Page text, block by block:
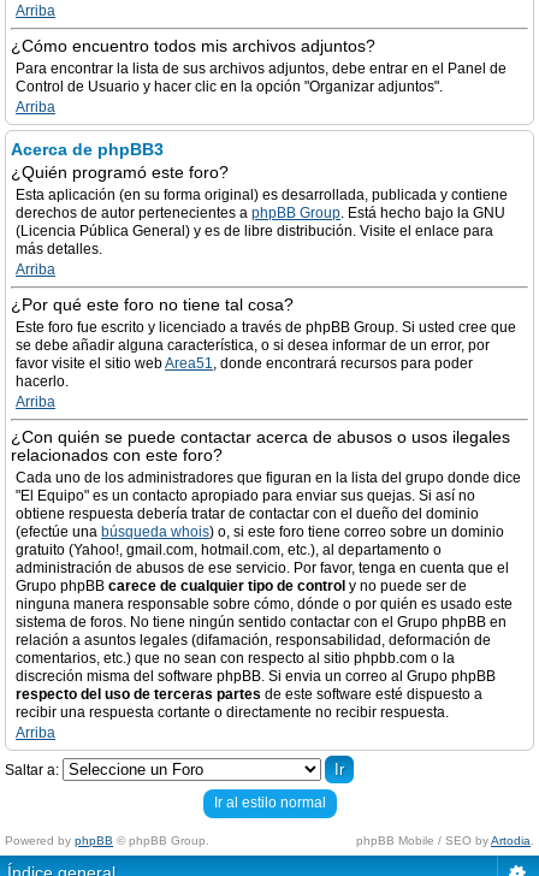
Arriba
¿Cómo encuentro todos mis archivos adjuntos?
Para encontrar la lista de sus archivos adjuntos, debe entrar en el Panel de
Control de Usuario y hacer clic en la opción "Organizar adjuntos".
Arriba
Acerca de phpBB3
¿Quién programó este foro?
Esta aplicación (en su forma original) es desarrollada, publicada y contiene
derechos de autor pertenecientes a phpBB Group. Está hecho bajo la GNU
(Licencia Pública General) y es de libre distribución. Visite el enlace para
más detalles.
Arriba
¿Por qué este foro no tiene tal cosa?
Este foro fue escrito y licenciado a través de phpBB Group. Si usted cree que
se debe añadir alguna característica, o si desea informar de un error, por
favor visite el sitio webArea51, donde encontrará recursos para poder
hacerlo.
Arriba
¿Con quién se puede contactar acerca de abusos o usos ilegales
relacionados con este foro?
Cada uno de los administradores que figuran en la lista del grupo donde dice
"El Equipo" es un contacto apropiado para enviar sus quejas. Si así no
obtiene respuesta debería tratar de contactar con el dueño del dominio
(efectúe una búsqueda whois) o, si este foro tiene correo sobre un dominio
gratuito (Yahoo!, gmail.com, hotmail.com, etc.), al departamento o
administración de abusos de ese servicio. Por favor, tenga en cuenta que el
Grupo phpBB carece de cualquier tipo de control y no puede ser de
ninguna manera responsable sobre cómo, dónde o por quién es usado este
sistema de foros. No tiene ningún sentido contactar con el Grupo phpBB en
relación a asuntos legales (difamación, responsabilidad, deformación de
comentarios, etc.) que no sean con respecto al sitio phpbb.com o la
discreción misma del software phpBB. Si envia un correo al Grupo phpBB
respecto del uso de terceras partes de este software esté dispuesto a
recibir una respuesta cortante o directamente no recibir respuesta.
Arriba
Saltar a:
Ir al estilo normal
Powered by phpBB © phpBB Group. phpBB Mobile / SEO byArtodia